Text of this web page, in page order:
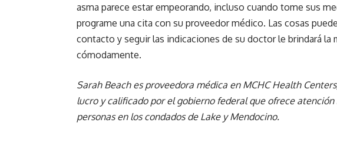
asma parece estar empeorando, incluso cuando tome sus
programe una cita con su proveedor médico. Las cosas
contacto y seguir las indicaciones de su doctor le brindará la
cómodamente.
Sarah Beach es proveedora médica en MCHC Health
lucro y calificado por el gobierno federal que ofrece
personas en los condados de Lake y Mendocino.